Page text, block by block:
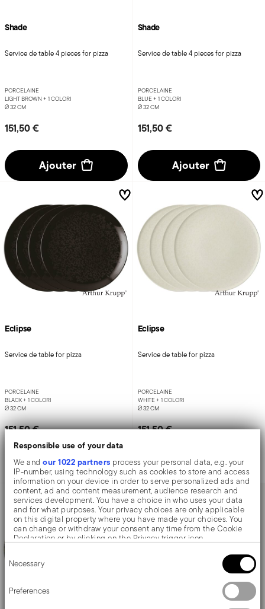
Responsible use of your data
We andour 1022 partners process your personal data, e.g. your
IP-number, using technology such as cookies to store and access
information on your device in order to serve personalized ads and
content, ad and content measurement, audience research and
services development. You have a choice in who uses your data
and for what purposes. Your privacy choices are only applicable
on this digital property where you have made your choices. You
can change or withdraw your consent any time from the Cookie
Declaration or by clicking on the Privacy trigger icon.
Collect information about your geographical location
Identify your device by actively scanning it for specific
characteristics (fingerprinting)
Consent
Selection
Necessary
Preferences
Shade
Service de table 4 pieces for pizza
PORCELAINE
LIGHT BROWN + 1 COLORI
Ø 32 CM
151,50 €
Ajouter
Shade
Service de table 4 pieces for pizza
PORCELAINE
BLUE + 1 COLORI
Ø 32 CM
151,50 €
Ajouter
Eclipse
Service de table for pizza
PORCELAINE
BLACK + 1 COLORI
Ø 32 CM
151,50 €
Ajouter
Eclipse
Service de table for pizza
PORCELAINE
WHITE + 1 COLORI
Ø 32 CM
151,50 €
Ajouter